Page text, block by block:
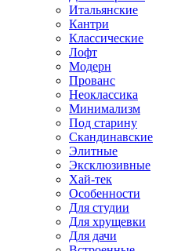
Итальянские
Кантри
Классические
Лофт
Модерн
Прованс
Неоклассика
Минимализм
Под старину
Скандинавские
Элитные
Эксклюзивные
Хай-тек
Особенности
Для студии
Для хрущевки
Для дачи